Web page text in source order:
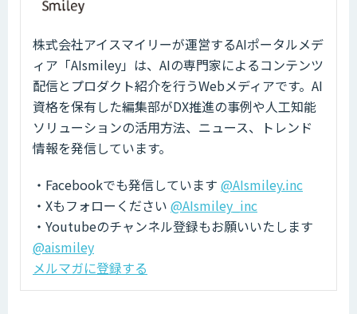
株式会社アイスマイリーが運営するAIポータルメデ
ィア「AIsmiley」は、AIの専門家によるコンテンツ
配信とプロダクト紹介を行うWebメディアです。AI
資格を保有した編集部がDX推進の事例や人工知能
ソリューションの活用方法、ニュース、トレンド
情報を発信しています。
・Facebookでも発信しています @AIsmiley.inc
・Xもフォローください @AIsmiley_inc
・Youtubeのチャンネル登録もお願いいたします
@aismiley
メルマガに登録する